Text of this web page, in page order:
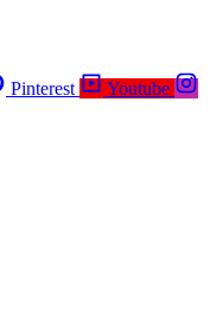
Pinterest
Youtube